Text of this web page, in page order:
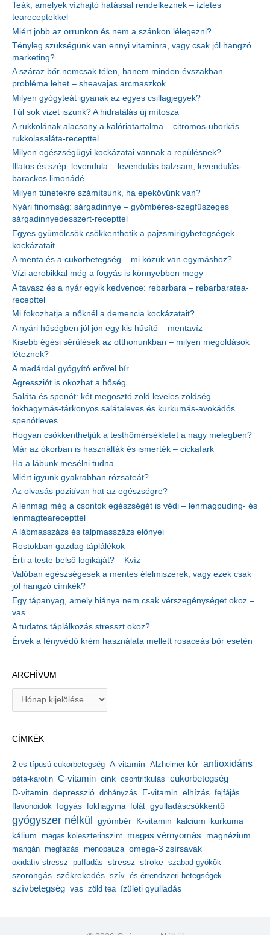
Teák, amelyek vízhajtó hatással rendelkeznek – ízletes
teareceptekkel
Miért jobb az orrunkon és nem a szánkon lélegezni?
Tényleg szükségünk van ennyi vitaminra, vagy csak jól hangzó
marketing?
A száraz bőr nemcsak télen, hanem minden évszakban
probléma lehet – sheavajas arcmaszkok
Milyen gyógyteát igyanak az egyes csillagjegyek?
Túl sok vizet iszunk? A hidratálás új mítosza
A rukkolának alacsony a kalóriatartalma – citromos-uborkás
rukkolasaláta-recepttel
Milyen egészségügyi kockázatai vannak a repülésnek?
Illatos és szép: levendula – levendulás balzsam, levendulás-
barackos limonádé
Milyen tünetekre számítsunk, ha epekövünk van?
Nyári finomság: sárgadinnye – gyömbéres-szegfűszeges
sárgadinnyedesszert-recepttel
Egyes gyümölcsök csökkenthetik a pajzsmirigybetegségek
kockázatait
A menta és a cukorbetegség – mi közük van egymáshoz?
Vízi aerobikkal még a fogyás is könnyebben megy
A tavasz és a nyár egyik kedvence: rebarbara – rebarbaratea-
recepttel
Mi fokozhatja a nőknél a demencia kockázatait?
A nyári hőségben jól jön egy kis hűsítő – mentavíz
Kisebb égési sérülések az otthonunkban – milyen megoldások
léteznek?
A madárdal gyógyító erővel bír
Agressziót is okozhat a hőség
Saláta és spenót: két megosztó zöld leveles zöldség –
fokhagymás-tárkonyos salátaleves és kurkumás-avokádós
spenótleves
Hogyan csökkenthetjük a testhőmérsékletet a nagy melegben?
Már az ókorban is használták és ismerték – cickafark
Ha a lábunk mesélni tudna…
Miért igyunk gyakrabban rózsateát?
Az olvasás pozitívan hat az egészségre?
A lenmag még a csontok egészségét is védi – lenmagpuding- és
lenmagtearecepttel
A lábmasszázs és talpmasszázs előnyei
Rostokban gazdag táplálékok
Érti a teste belső logikáját? – Kvíz
Valóban egészségesek a mentes élelmiszerek, vagy ezek csak
jól hangzó címkék?
Egy tápanyag, amely hiánya nem csak vérszegénységet okoz –
vas
A tudatos táplálkozás stresszt okoz?
Érvek a fényvédő krém használata mellett rosaceás bőr esetén
ARCHÍVUM
í
u
m
CÍMKÉK
2-es típusú cukorbetegség A-vitamin Alzheimer-kór antioxidáns
béta-karotin C-vitamin cink csontritkulás cukorbetegség
D-vitamin depresszió dohányzás E-vitamin elhízás fejfájás
flavonoidok fogyás fokhagyma folát gyulladáscsökkentő
gyógyszer nélkül gyömbér K-vitamin kalcium kurkuma
kálium magas koleszterinszint magas vérnyomás magnézium
mangán megfázás menopauza omega-3 zsírsavak
oxidatív stressz puffadás stressz stroke szabad gyökök
szorongás székrekedés szív- és érrendszeri betegségek
szívbetegség vas zöld tea ízületi gyulladás